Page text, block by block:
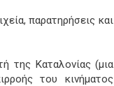
παρατηρήσεις και
της Καταλονίας (μια
του κινήματος